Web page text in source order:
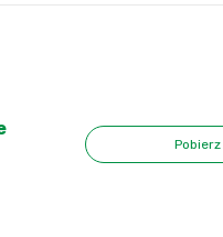
Pobierz